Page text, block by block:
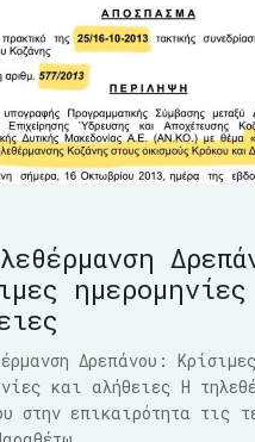
Δρεπάνου: Κρίσιμες
και αλήθειες Η
στην επικαιρότητα τις